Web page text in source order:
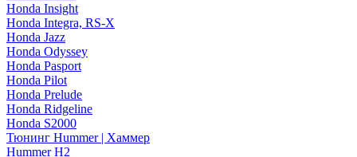
Honda Insight
Honda Integra, RS-X
Honda Jazz
Honda Odyssey
Honda Pasport
Honda Pilot
Honda Prelude
Honda Ridgeline
Honda S2000
Тюнинг Hummer | Хаммер
Hummer H2